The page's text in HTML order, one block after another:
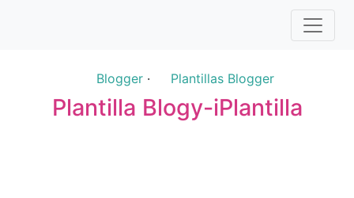
Blogger · Plantillas Blogger
Plantilla Blogy-iPlantilla